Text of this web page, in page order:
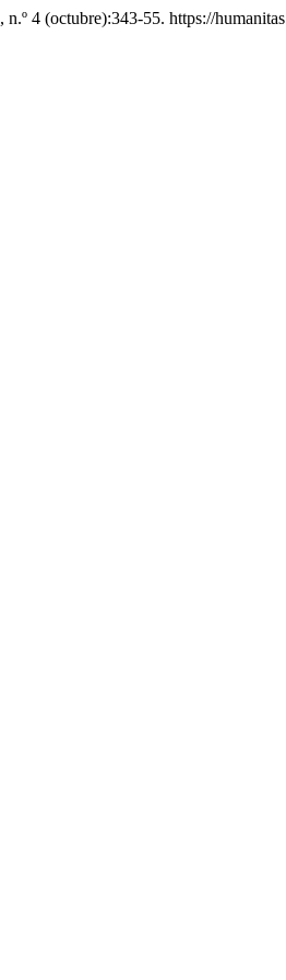
, n.º 4 (octubre):343-55. https://